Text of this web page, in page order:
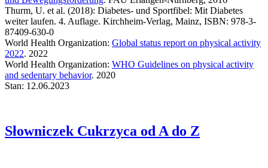
Thurm, U. et al. (2018): Diabetes- und Sportfibel: Mit Diabetes
weiter laufen. 4. Auflage. Kirchheim-Verlag, Mainz, ISBN: 978-3-
87409-630-0
World Health Organization: Global status report on physical activity
2022. 2022
World Health Organization: WHO Guidelines on physical activity
and sedentary behavior. 2020
Stan: 12.06.2023
Słowniczek Cukrzyca od A do Z